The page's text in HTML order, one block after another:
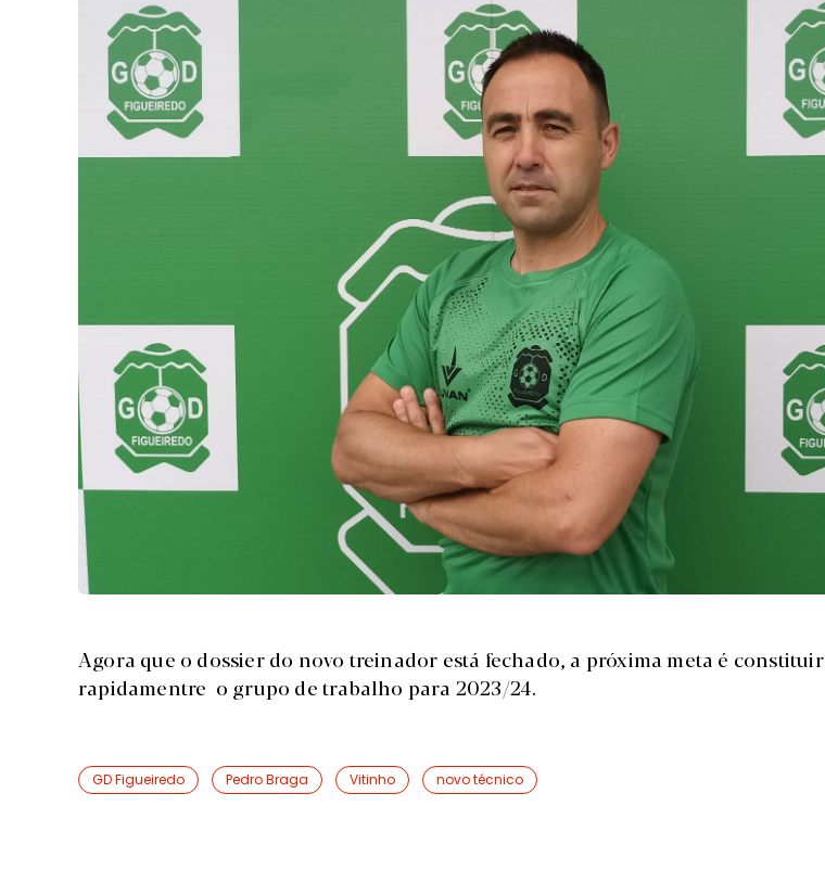
Agora que o dossier do novo treinador está fechado, a próxima meta é constituir
rapidamentre o grupo de trabalho para 2023/24.
GD Figueiredo Pedro Braga Vitinho novo técnico